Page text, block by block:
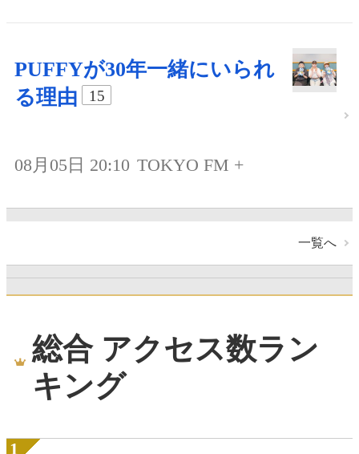
PUFFYが30年一緒にいられ
る理由
15
08月05日 20:10 TOKYO FM +
一覧へ
総合 アクセス数ラン
キング